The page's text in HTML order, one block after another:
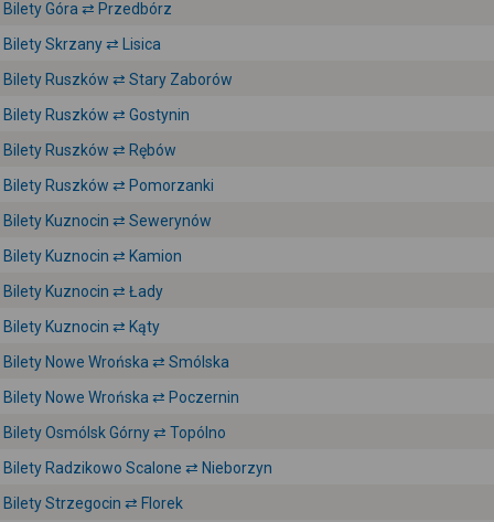
Bilety Góra ⇄ Przedbórz
Bilety Skrzany ⇄ Lisica
Bilety Ruszków ⇄ Stary Zaborów
Bilety Ruszków ⇄ Gostynin
Bilety Ruszków ⇄ Rębów
Bilety Ruszków ⇄ Pomorzanki
Bilety Kuznocin ⇄ Sewerynów
Bilety Kuznocin ⇄ Kamion
Bilety Kuznocin ⇄ Łady
Bilety Kuznocin ⇄ Kąty
Bilety Nowe Wrońska ⇄ Smólska
Bilety Nowe Wrońska ⇄ Poczernin
Bilety Osmólsk Górny ⇄ Topólno
Bilety Radzikowo Scalone ⇄ Nieborzyn
Bilety Strzegocin ⇄ Florek